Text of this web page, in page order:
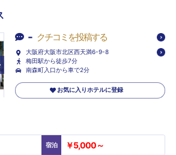
- クチコミを投稿する
大阪府大阪市北区西天満6-9-8
梅田駅から徒歩7分
南森町入口から車で2分
お気に入りホテルに登録
宿泊 ￥5,000～